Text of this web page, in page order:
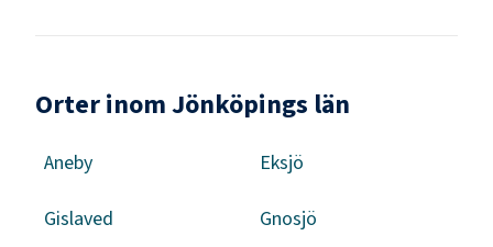
Orter inom Jönköpings län
Aneby Eksjö
Gislaved Gnosjö